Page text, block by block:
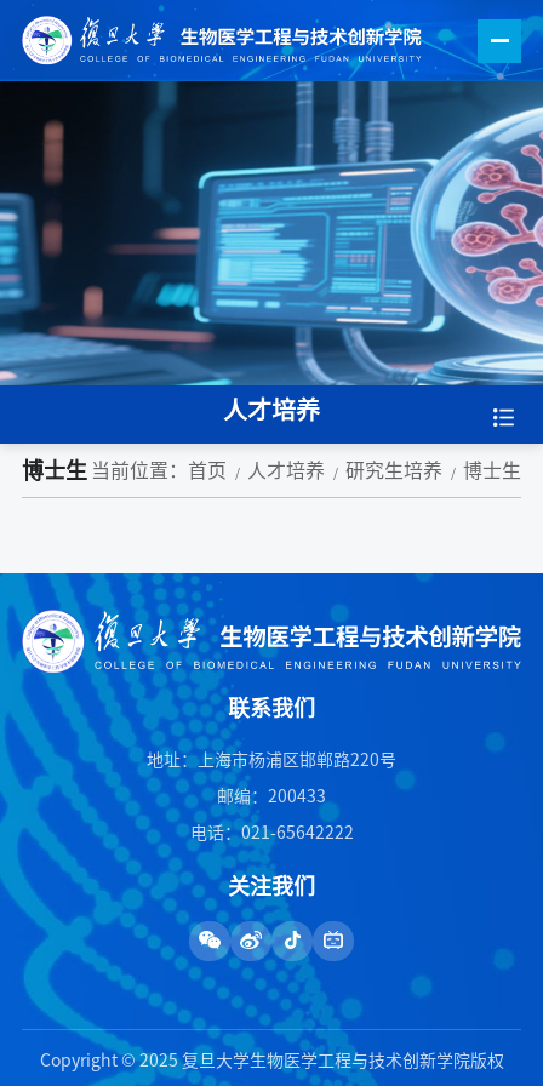
人才培养
博士生 当前位置： 首页 人才培养 研究生培养 博士生
联系我们
地址：上海市杨浦区邯郸路220号
邮编：200433
电话：021-65642222
关注我们
Copyright © 2025 复旦大学生物医学工程与技术创新学院版权